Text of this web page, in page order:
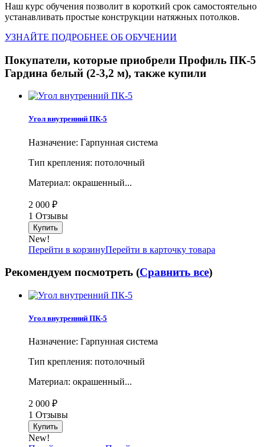
Наш курс обучения позволит в короткий срок самостоятельно
устанавливать простые конструкции натяжных потолков.
УЗНАЙТЕ ПОДРОБНЕЕ ОБ ОБУЧЕНИИ
Покупатели, которые приобрели Профиль ПК-5
Гардина белый (2-3,2 м), также купили
Угол внутренний ПК-5
Назначение: Гарпунная система
Тип крепления: потолочный
Материал: окрашенный...
2 000 ₽
1 Отзывы
New!
Перейти в корзинуПерейти в карточку товара
Рекомендуем посмотреть (Сравнить все)
Угол внутренний ПК-5
Назначение: Гарпунная система
Тип крепления: потолочный
Материал: окрашенный...
2 000 ₽
1 Отзывы
New!